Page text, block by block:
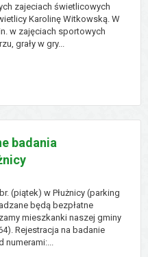
zajeciach świetlicowych
Karolinę Witkowską. W
w zajęciach sportowych
grały w gry...
badania
(piątek) w Płużnicy (parking
będą bezpłatne
mieszkanki naszej gminy
Rejestracja na badanie